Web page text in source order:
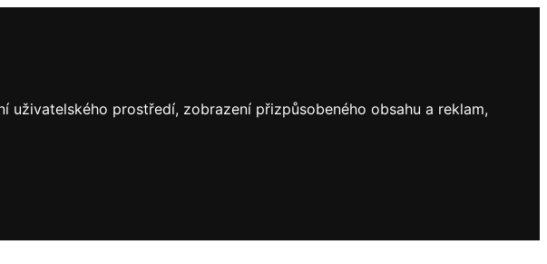
prostředí, zobrazení přizpůsobeného obsahu a reklam,